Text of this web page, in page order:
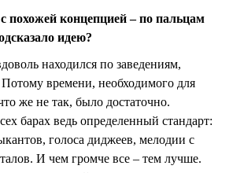
похожей концепцией – по пальцам
идею?
находился по заведениям,
времени, необходимого для
же не так, было достаточно.
барах ведь определенный стандарт:
голоса диджеев, мелодии с
И чем громче все – тем лучше.